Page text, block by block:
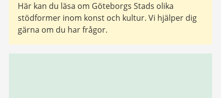
Här kan du läsa om Göteborgs Stads olika
stödformer inom konst och kultur. Vi hjälper dig
gärna om du har frågor.